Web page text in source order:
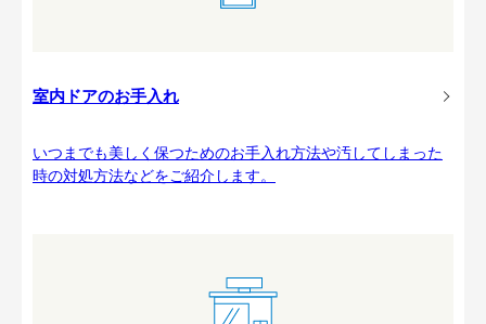
室内ドアのお手入れ
いつまでも美しく保つためのお手入れ方法や汚してしまった
時の対処方法などをご紹介します。